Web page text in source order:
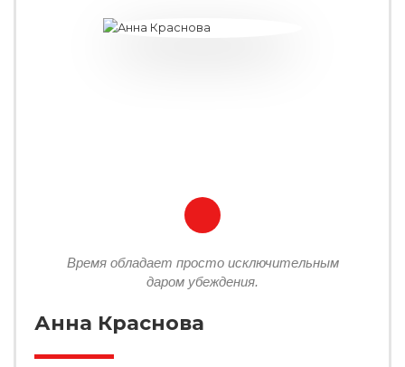
Время обладает просто исключительным
даром убеждения.
Анна Краснова